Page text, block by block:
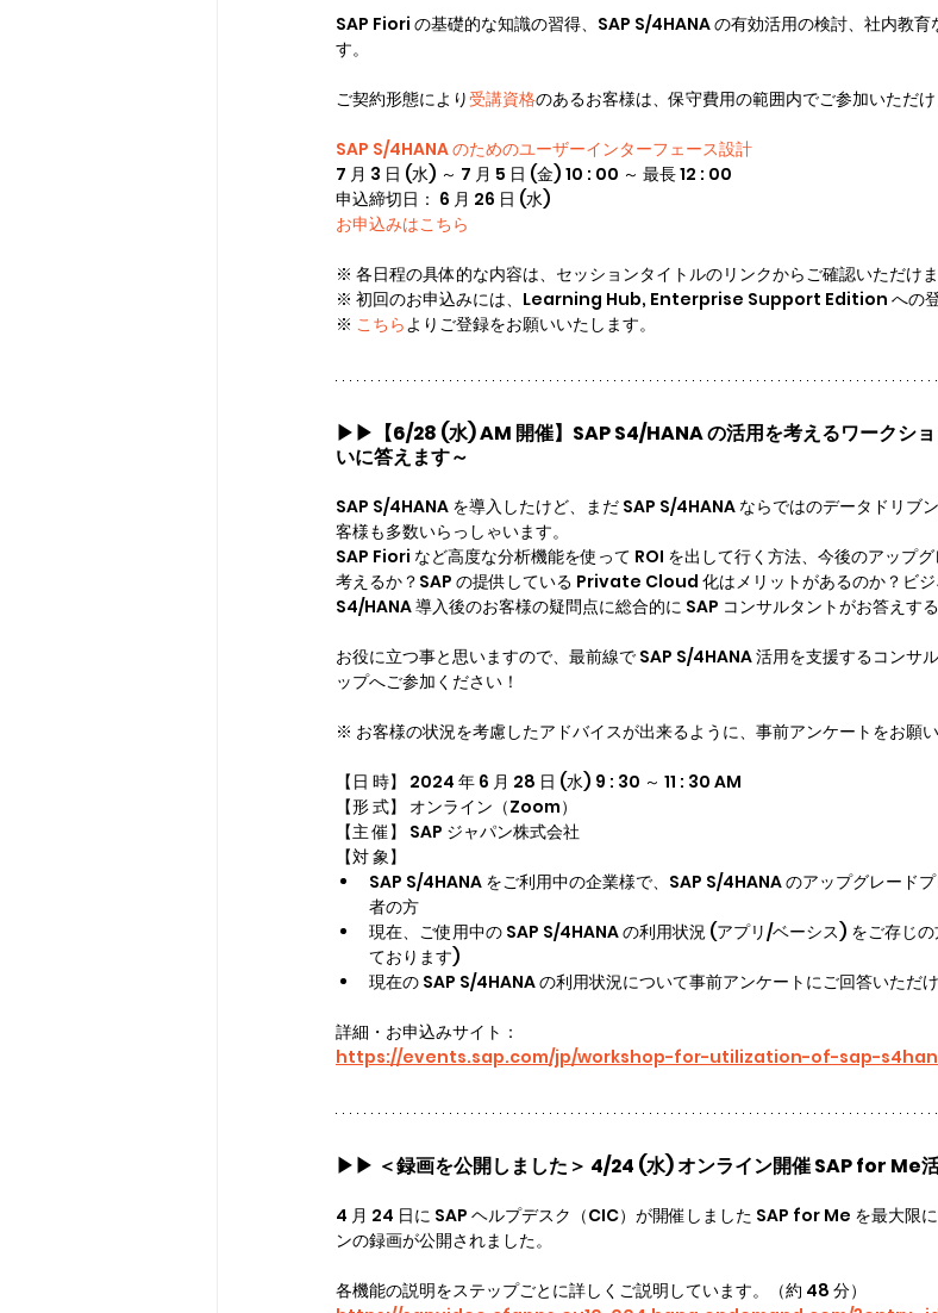
SAP Fiori の基礎的な知識の習得、SAP S/4HANA の有効活用の検討、社内教育
す。
ご契約形態により受講資格のあるお客様は、保守費用の範囲内でご参加いただ
SAP S/4HANA のためのユーザーインターフェース設計
7 月 3 日 (水) ～ 7 月 5 日 (金) 10 : 00 ～ 最長 12 : 00
申込締切日： 6 月 26 日 (水)
お申込みはこちら
※ 各日程の具体的な内容は、セッションタイトルのリンクからご確認いただけま
※ 初回のお申込みには、Learning Hub, Enterprise Support Edition への登
※ こちらよりご登録をお願いいたします。
▶▶ 【6/28 (水) AM 開催】SAP S4/HANA の活用を考えるワークシ
いに答えます～
SAP S/4HANA を導入したけど、まだ SAP S/4HANA ならではのデータドリブ
客様も多数いらっしゃいます。
SAP Fiori など高度な分析機能を使って ROI を出して行く方法、今後のアップ
考えるか？SAP の提供している Private Cloud 化はメリットがあるのか？ビジ
S4/HANA 導入後のお客様の疑問点に総合的に SAP コンサルタントがお答えす
お役に立つ事と思いますので、最前線で SAP S/4HANA 活用を支援するコンサ
ップへご参加ください！
※ お客様の状況を考慮したアドバイスが出来るように、事前アンケートをお願い
【日 時】 2024 年 6 月 28 日 (水) 9 : 30 ～ 11 : 30 AM
【形 式】 オンライン（Zoom）
【主 催】 SAP ジャパン株式会社
【対 象】
SAP S/4HANA をご利用中の企業様で、SAP S/4HANA のアップグレード
者の方
現在、ご使用中の SAP S/4HANA の利用状況 (アプリ/ベーシス) をご存じの
ております)
現在の SAP S/4HANA の利用状況について事前アンケートにご回答いただ
詳細・お申込みサイト：
https://events.sap.com/jp/workshop-for-utilization-of-sap-
▶▶ ＜録画を公開しました＞ 4/24 (水) オンライン開催 SAP for Me
4 月 24 日に SAP ヘルプデスク（CIC）が開催しました SAP for Me を最大限
ンの録画が公開されました。
各機能の説明をステップごとに詳しくご説明しています。（約 48 分）